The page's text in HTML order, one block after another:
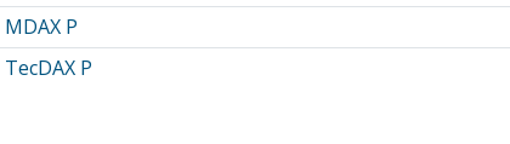
MDAX P
TecDAX P